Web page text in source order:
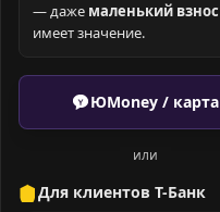
— даже маленький взнос
имеет значение.
ЮMoney / карта
или
Для клиентов Т-Банк